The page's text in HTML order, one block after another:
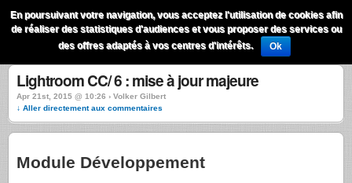
QuestionsPhoto Menu
Lightroom CC/ 6 : mise à jour majeure
Apr 21st, 2015 @ 10:26 › Volker Gilbert
↓ Aller directement aux commentaires
Module Développement
En poursuivant votre navigation, vous acceptez l'utilisation de cookies afin
de réaliser des statistiques d'audiences et vous proposer des services ou
des offres adaptés à vos centres d'intérêts.
Ok